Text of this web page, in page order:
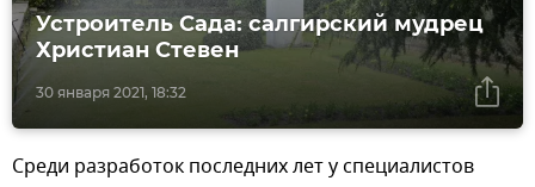
30 января 2021, 18:32
Устроитель Сада: cалгирский мудрец
Христиан Стевен
Среди разработок последних лет у специалистов